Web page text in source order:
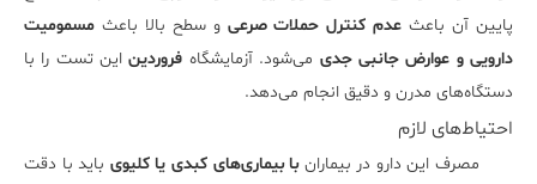
پایین آن باعث عدم کنترل حملات صرعی و سطح بالا باعث مسمومیت
دارویی و عوارض جانبی جدی می‌شود.آزمایشگاه فروردیناین تست را با
دستگاه‌های مدرن و دقیق انجام می‌دهد.
احتیاط‌های لازم
مصرف این دارو در بیمارانبا بیماری‌های کبدی یا کلیوی باید با دقت